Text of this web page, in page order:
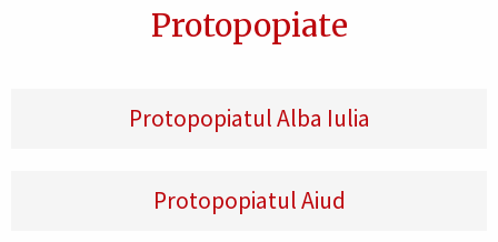
Protopopiate
Protopopiatul Alba Iulia
Protopopiatul Aiud